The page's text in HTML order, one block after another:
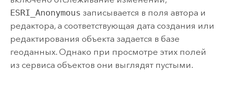
ESRI_Anonymous записывается в поля автора и
редактора, а соответствующая дата создания или
редактирования объекта задается в базе
геоданных. Однако при просмотре этих полей
из сервиса объектов они выглядят пустыми.